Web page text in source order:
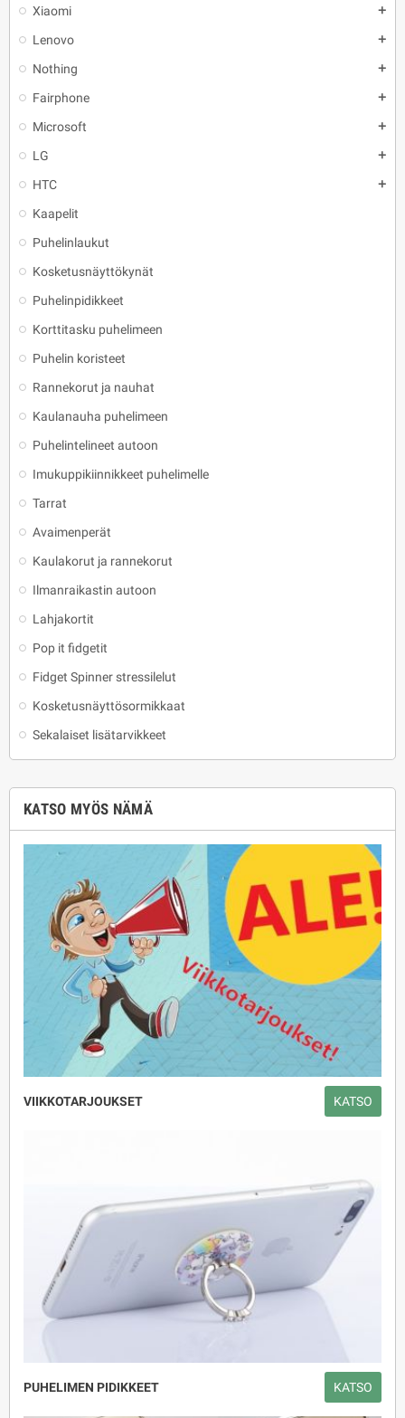
Xiaomi add
Lenovo add
Nothing add
Fairphone add
Microsoft add
LG add
HTC add
Kaapelit
Puhelinlaukut
Kosketusnäyttökynät
Puhelinpidikkeet
Korttitasku puhelimeen
Puhelin koristeet
Rannekorut ja nauhat
Kaulanauha puhelimeen
Puhelintelineet autoon
Imukuppikiinnikkeet puhelimelle
Tarrat
Avaimenperät
Kaulakorut ja rannekorut
Ilmanraikastin autoon
Lahjakortit
Pop it fidgetit
Fidget Spinner stressilelut
Kosketusnäyttösormikkaat
Sekalaiset lisätarvikkeet
KATSO MYÖS NÄMÄ
VIIKKOTARJOUKSET KATSO
PUHELIMEN PIDIKKEET KATSO